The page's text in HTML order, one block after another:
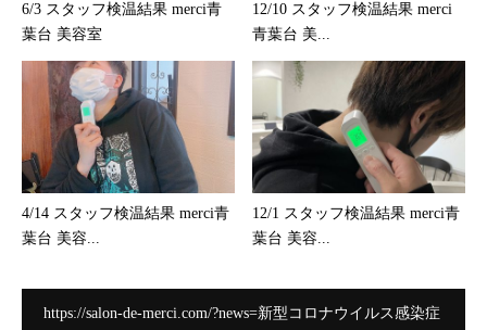
6/3 スタッフ検温結果 merci青
葉台 美容室
12/10 スタッフ検温結果 merci
青葉台 美...
4/14 スタッフ検温結果 merci青
葉台 美容...
12/1 スタッフ検温結果 merci青
葉台 美容...
https://salon-de-merci.com/?news=新型コロナウイルス感染症